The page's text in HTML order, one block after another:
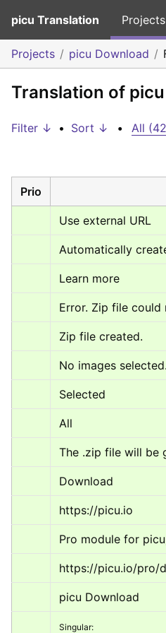
picu Translation Projects
Projects picu Download
Translation of
Filter ↓ • Sort ↓ • All
Prio
Use external URL
Automatically
Learn more
Error. Zip file could
Zip file created.
No images selected.
Selected
All
The .zip file will be
Download
https://picu.io
Pro module for
https://picu.io/pro/
picu Download
Singular: